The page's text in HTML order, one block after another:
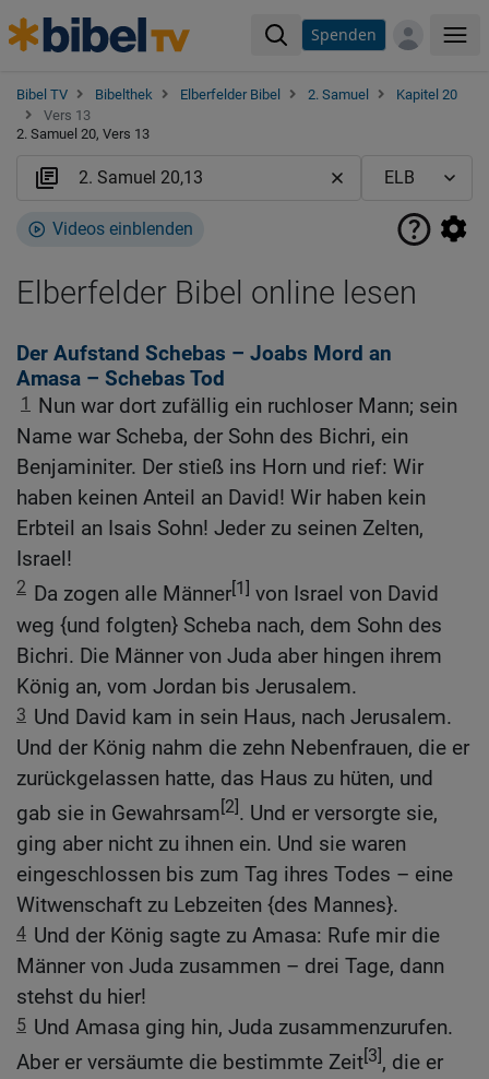
Spenden
Bibel TV Bibelthek Elberfelder Bibel 2. Samuel
Kapitel 20
Vers 13
2. Samuel 20, Vers 13
Videos einblenden
Elberfelder Bibel online lesen
Der Aufstand Schebas – Joabs Mord an
Amasa – Schebas Tod
1
Nun war dort zufällig ein ruchloser Mann; sein
Name war Scheba, der Sohn des Bichri, ein
Benjaminiter. Der stieß ins Horn und rief: Wir
haben keinen Anteil an David! Wir haben kein
Erbteil an Isais Sohn! Jeder zu seinen Zelten,
Israel!
2 Da zogen alle Männer[1] von Israel von David
weg {und folgten} Scheba nach, dem Sohn des
Bichri. Die Männer von Juda aber hingen ihrem
König an, vom Jordan bis Jerusalem.
3 Und David kam in sein Haus, nach Jerusalem.
Und der König nahm die zehn Nebenfrauen, die er
zurückgelassen hatte, das Haus zu hüten, und
gab sie in Gewahrsam[2]. Und er versorgte sie,
ging aber nicht zu ihnen ein. Und sie waren
eingeschlossen bis zum Tag ihres Todes – eine
Witwenschaft zu Lebzeiten {des Mannes}.
4 Und der König sagte zu Amasa: Rufe mir die
Männer von Juda zusammen – drei Tage, dann
stehst du hier!
5 Und Amasa ging hin, Juda zusammenzurufen.
Aber er versäumte die bestimmte Zeit[3], die er